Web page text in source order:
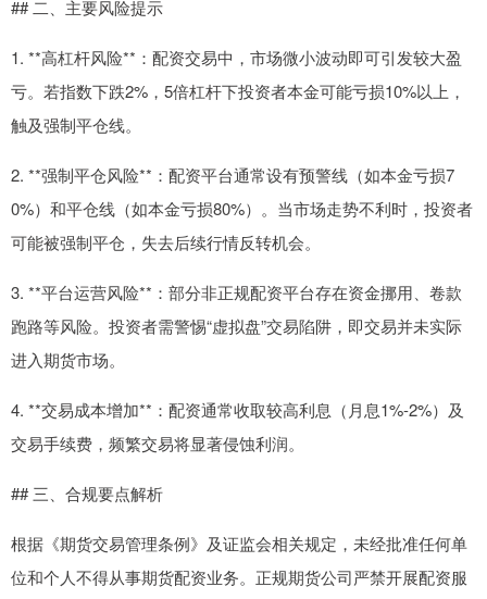
## 二、主要风险提示
1. **高杠杆风险**：配资交易中，市场微小波动即可引发较大盈
亏。若指数下跌2%，5倍杠杆下投资者本金可能亏损10%以上，
触及强制平仓线。
2. **强制平仓风险**：配资平台通常设有预警线（如本金亏损7
0%）和平仓线（如本金亏损80%）。当市场走势不利时，投资者
可能被强制平仓，失去后续行情反转机会。
3. **平台运营风险**：部分非正规配资平台存在资金挪用、卷款
跑路等风险。投资者需警惕“虚拟盘”交易陷阱，即交易并未实际
进入期货市场。
4. **交易成本增加**：配资通常收取较高利息（月息1%-2%）及
交易手续费，频繁交易将显著侵蚀利润。
## 三、合规要点解析
根据《期货交易管理条例》及证监会相关规定，未经批准任何单
位和个人不得从事期货配资业务。正规期货公司严禁开展配资服